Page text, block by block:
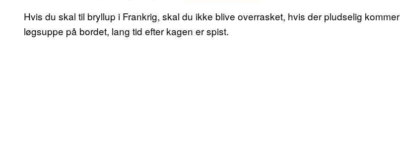
Hvis du skal til bryllup i Frankrig, skal du ikke blive overrasket, hvis der pludselig kommer
løgsuppe på bordet, lang tid efter kagen er spist.